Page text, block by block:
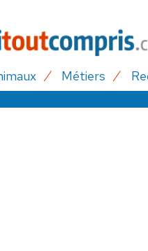
Métiers